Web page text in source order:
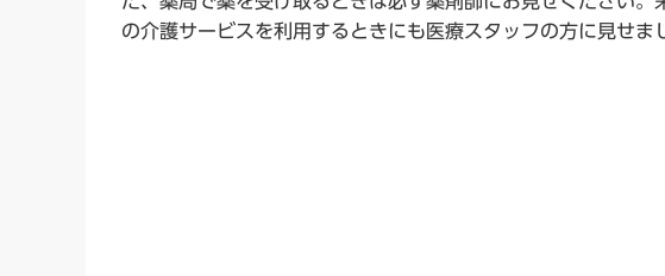
の介護サービスを利用するときにも医療スタッフの方に見せま